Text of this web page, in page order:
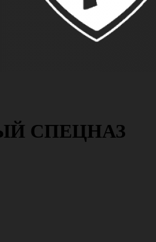
СПЕЦНАЗ